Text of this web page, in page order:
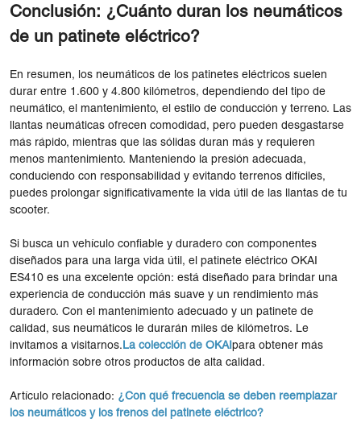
Conclusión: ¿Cuánto duran los neumáticos
de un patinete eléctrico?
En resumen, los neumáticos de los patinetes eléctricos suelen
durar entre 1.600 y 4.800 kilómetros, dependiendo del tipo de
neumático, el mantenimiento, el estilo de conducción y terreno. Las
llantas neumáticas ofrecen comodidad, pero pueden desgastarse
más rápido, mientras que las sólidas duran más y requieren
menos mantenimiento. Manteniendo la presión adecuada,
conduciendo con responsabilidad y evitando terrenos difíciles,
puedes prolongar significativamente la vida útil de las llantas de tu
scooter.
Si busca un vehículo confiable y duradero con componentes
diseñados para una larga vida útil, el patinete eléctrico OKAI
ES410 es una excelente opción: está diseñado para brindar una
experiencia de conducción más suave y un rendimiento más
duradero. Con el mantenimiento adecuado y un patinete de
calidad, sus neumáticos le durarán miles de kilómetros. Le
invitamos a visitarnos. La colección de OKAI para obtener más
información sobre otros productos de alta calidad.
Artículo relacionado: ¿Con qué frecuencia se deben reemplazar
los neumáticos y los frenos del patinete eléctrico?